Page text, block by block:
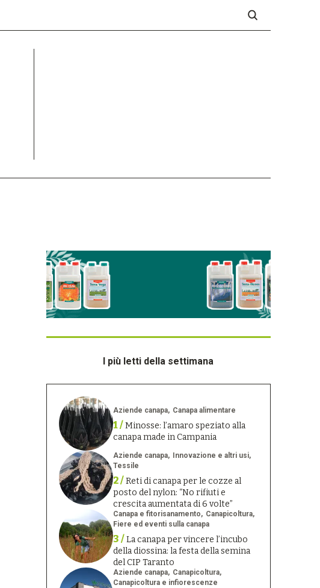
I più letti della settimana
Aziende canapa Canapa alimentare
1 /Minosse: l’amaro speziato alla
canapa made in Campania
Aziende canapa
Innovazione e altri usi
Tessile
2 /Reti di canapa per le cozze al
posto del nylon: “No rifiuti e
crescita aumentata di 6 volte”
Canapa e fitorisanamento
Canapicoltura
Fiere ed eventi sulla canapa
3 /La canapa per vincere l’incubo
della diossina: la festa della semina
del CIP Taranto
Aziende canapa
Canapicoltura
Canapicoltura e infiorescenze